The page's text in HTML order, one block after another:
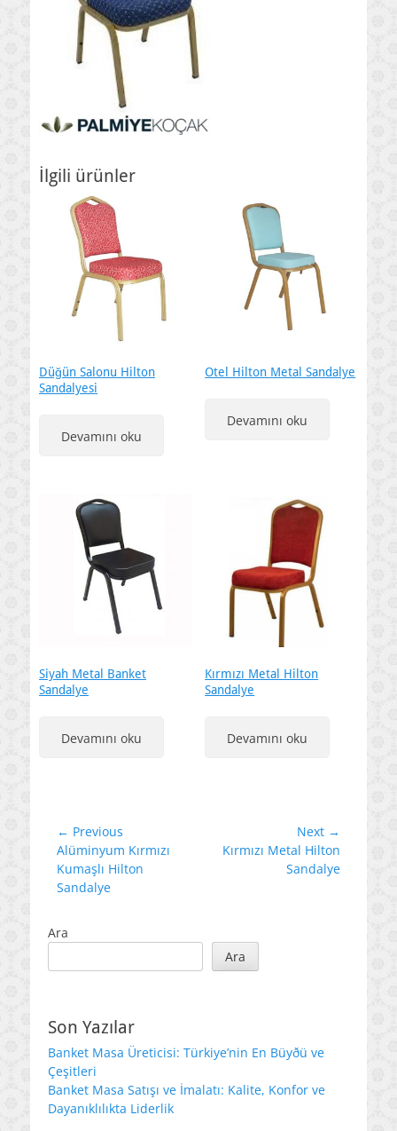
İlgili ürünler
Düğün Salonu Hilton
Sandalyesi
Devamını oku
Otel Hilton Metal Sandalye
Devamını oku
Siyah Metal Banket
Sandalye
Devamını oku
Kırmızı Metal Hilton
Sandalye
Devamını oku
Yazı
gezinmesi
← Previous
Previous
post:
Alüminyum Kırmızı
Kumaşlı Hilton
Sandalye
Next →
NextKırmızı Metal Hilton
Sandalye
Ara
Ara
Son Yazılar
Banket Masa Üreticisi: Türkiye’nin En Büyðü ve
Çeşitleri
Banket Masa Satışı ve İmalatı: Kalite, Konfor ve
Dayanıklılıkta Liderlik